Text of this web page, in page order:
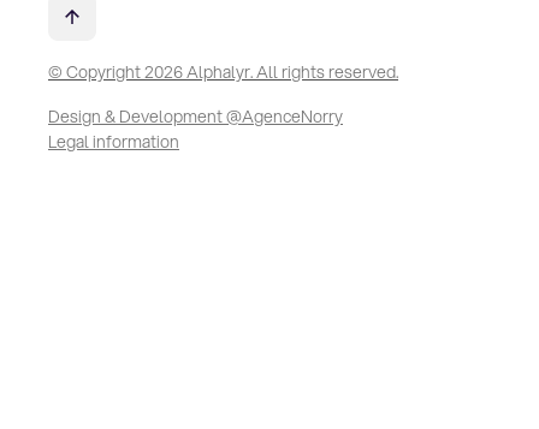
© Copyright 2026 Alphalyr. All rights reserved.
Design & Development @AgenceNorry
Legal information